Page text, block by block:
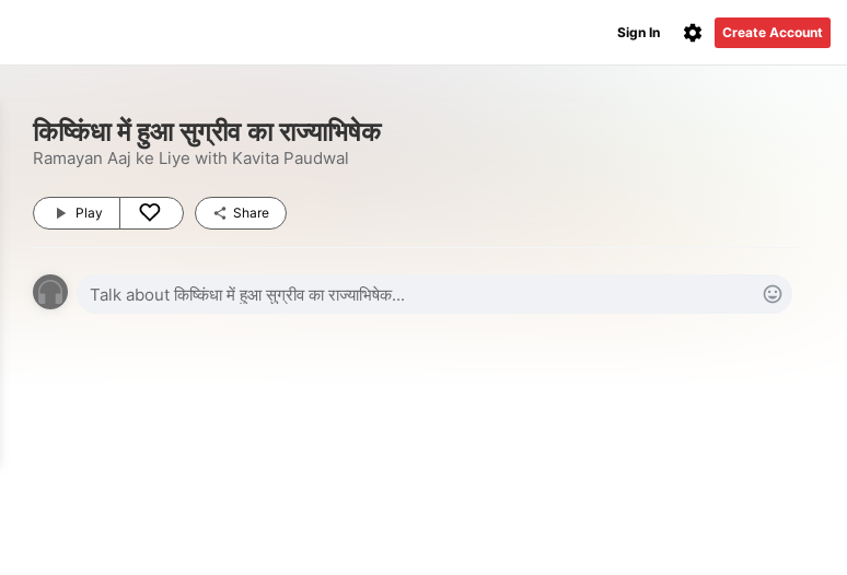
Create Account
Sign In
किष्किंधा में हुआ सुग्रीव का राज्याभिषेक
Ramayan Aaj ke Liye with Kavita Paudwal
Play Share